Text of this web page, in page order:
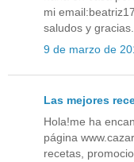
mi
saludos y gracias.
9 de marzo de
Las mejores
Hola!me ha
página
recetas,